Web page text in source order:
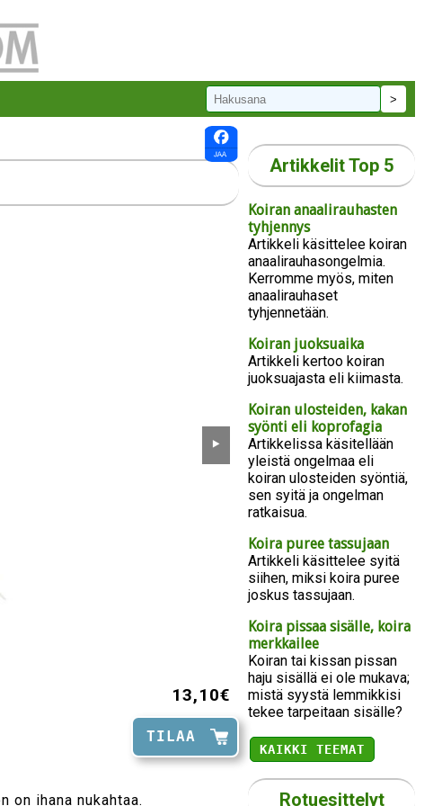
⯈
13,10€
TILAA
ihana nukahtaa.
Artikkelit Top 5
Koiran anaalirauhasten
tyhjennys
Artikkeli käsittelee koiran
anaalirauhasongelmia.
Kerromme myös, miten
anaalirauhaset
tyhjennetään.
Koiran juoksuaika
Artikkeli kertoo koiran
juoksuajasta eli kiimasta.
Koiran ulosteiden, kakan
syönti eli koprofagia
Artikkelissa käsitellään
yleistä ongelmaa eli
koiran ulosteiden syöntiä,
sen syitä ja ongelman
ratkaisua.
Koira puree tassujaan
Artikkeli käsittelee syitä
siihen, miksi koira puree
joskus tassujaan.
Koira pissaa sisälle, koira
merkkailee
Koiran tai kissan pissan
haju sisällä ei ole mukava;
mistä syystä lemmikkisi
tekee tarpeitaan sisälle?
KAIKKI TEEMAT
Rotuesittelyt